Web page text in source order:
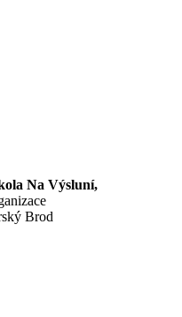
Na Výsluní,
Brod